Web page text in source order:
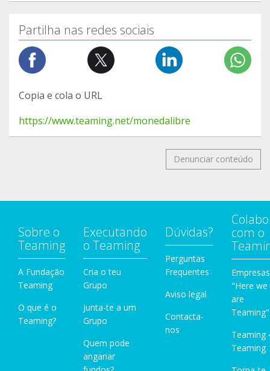
Partilha nas redes sociais
Copia e cola o URL
https://www.teaming.net/monedalibre
Denunciar conteúdo
Sobre o
Teaming
A Fundação
Teaming
O que é o
Teaming?
Executando
o Teaming
Cria o teu
Grupo
Junta-te a um
Grupo
Quem pode
angariar
Dúvidas?
Perguntas
Frequentes
Aviso legal
Contacta-
nos
com o
Empresas
"Here we
are
Teaming"
Teaming
Teaming